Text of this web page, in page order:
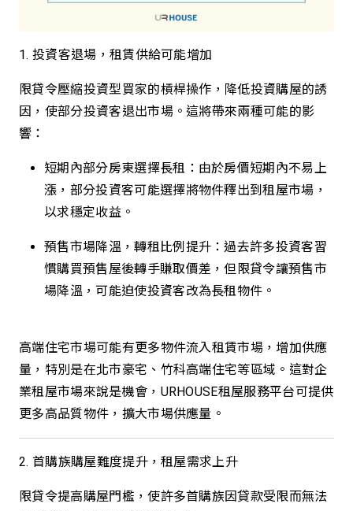
1. 投資客退場，租賃供給可能增加
限貸令壓縮投資型買家的槓桿操作，降低投資購屋的誘
因，使部分投資客退出市場。這將帶來兩種可能的影
響：
短期內部分房東選擇長租：由於房價短期內不易上
漲，部分投資客可能選擇將物件釋出到租屋市場，
以求穩定收益。
預售市場降溫，轉租比例提升：過去許多投資客習
慣購買預售屋後轉手賺取價差，但限貸令讓預售市
場降溫，可能迫使投資客改為長租物件。
高端住宅市場可能有更多物件流入租賃市場，增加供應
量，特別是在北市豪宅、竹科高端住宅等區域。這對企
業租屋市場來說是機會，URHOUSE租屋服務平台可提供
更多高品質物件，擴大市場供應量。
2. 首購族購屋難度提升，租屋需求上升
限貸令提高購屋門檻，使許多首購族因貸款受限而無法